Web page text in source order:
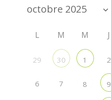
L M M J
29 30 1 2
6 7 8 9